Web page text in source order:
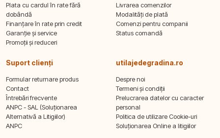
Plata cu cardul în rate fără
dobândă
Finanțare în rate prin credit
Garanție și service
Promoții și reduceri
Livrarea comenzilor
Modalități de plată
Comenzi pentru companii
Status comandă
Suport clienți
Formular returnare produs
Contact
Întrebări frecvente
ANPC - SAL (Soluționarea
Alternativă a Litigiilor)
ANPC
utilajedegradina.ro
Despre noi
Termeni și condiții
Prelucrarea datelor cu caracter
personal
Politica de utilizare Cookie-uri
Soluționarea Online a litigiilor